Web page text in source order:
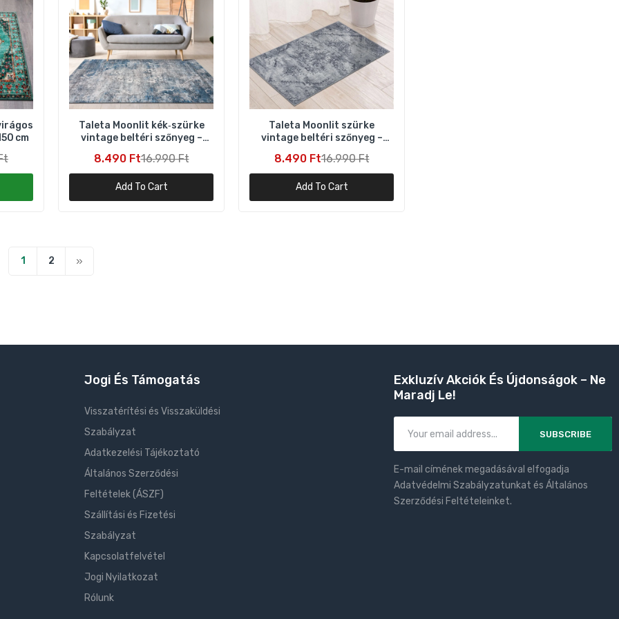
Moonlit szürke vintage beltéri szőnyeg – 80×150 cm
Ft
16.990 Ft
cm
Taleta Moonlit kék‑szürke
vintage beltéri szőnyeg –
8.490 Ft16.990 Ft
Add To Cart
Taleta Moonlit szürke
vintage beltéri szőnyeg –
8.490 Ft16.990 Ft
Add To Cart
1 2
Jogi És Támogatás
Visszatérítési és Visszaküldési
Szabályzat
Adatkezelési Tájékoztató
Általános Szerződési
Feltételek (ÁSZF)
Szállítási és Fizetési
Szabályzat
Kapcsolatfelvétel
Jogi Nyilatkozat
Rólunk
Exkluzív Akciók És Újdonságok – Ne
Maradj Le!
SUBSCRIBE
E-mail címének megadásával elfogadja
Adatvédelmi Szabályzatunkat és Általános
Szerződési Feltételeinket.